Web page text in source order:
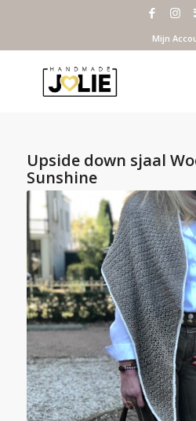
Mijn
Upside down sjaal
Sunshine